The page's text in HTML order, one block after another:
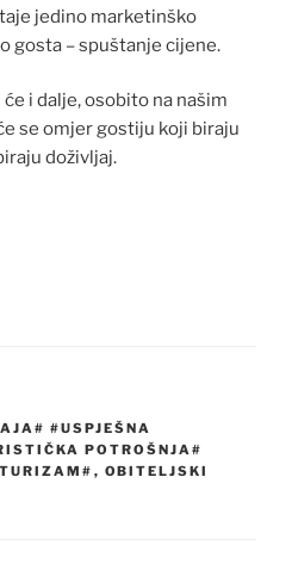
jedino marketinško
gosta – spuštanje cijene.
i dalje, osobito na našim
se omjer gostiju koji biraju
doživljaj.
#USPJEŠNA
POTROŠNJA#
, OBITELJSKI